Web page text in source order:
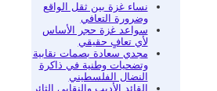
نساء غزة بين ثقل الواقع
وضرورة التعافي
سواعد غزة حجر الأساس
لأي تعافٍ حقيقي
مجدي سعادة بصمات نقابية
وتضحيات وطنية في ذاكرة
النضال الفلسطيني
القائد الأديب والنقابي الثائر